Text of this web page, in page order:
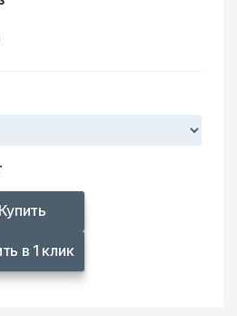
Купить
в 1 клик